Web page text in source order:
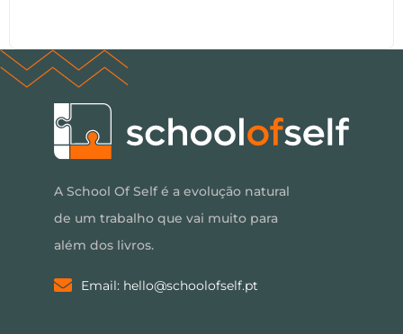
A School Of Self é a evolução natural
de um trabalho que vai muito para
além dos livros.
Email: hello@schoolofself.pt